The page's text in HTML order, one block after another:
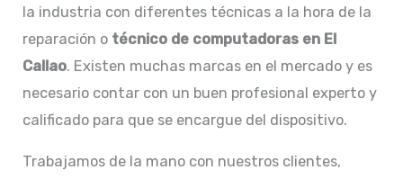
la industria con diferentes técnicas a la hora de la
reparación o técnico de computadoras en El
Callao. Existen muchas marcas en el mercado y es
necesario contar con un buen profesional experto y
calificado para que se encargue del dispositivo.
Trabajamos de la mano con nuestros clientes,